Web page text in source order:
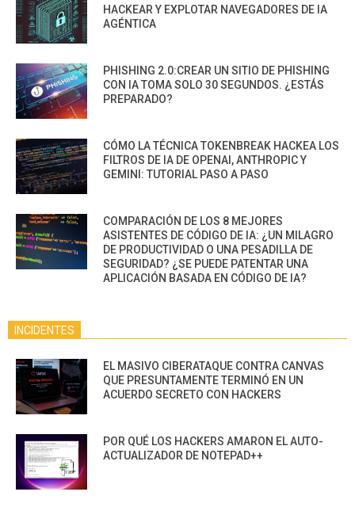
HACKEAR Y EXPLOTAR NAVEGADORES DE IA
AGÉNTICA
PHISHING 2.0:CREAR UN SITIO DE PHISHING
CON IA TOMA SOLO 30 SEGUNDOS. ¿ESTÁS
PREPARADO?
CÓMO LA TÉCNICA TOKENBREAK HACKEA LOS
FILTROS DE IA DE OPENAI, ANTHROPIC Y
GEMINI: TUTORIAL PASO A PASO
COMPARACIÓN DE LOS 8 MEJORES
ASISTENTES DE CÓDIGO DE IA: ¿UN MILAGRO
DE PRODUCTIVIDAD O UNA PESADILLA DE
SEGURIDAD? ¿SE PUEDE PATENTAR UNA
APLICACIÓN BASADA EN CÓDIGO DE IA?
INCIDENTES
EL MASIVO CIBERATAQUE CONTRA CANVAS
QUE PRESUNTAMENTE TERMINÓ EN UN
ACUERDO SECRETO CON HACKERS
POR QUÉ LOS HACKERS AMARON EL AUTO-
ACTUALIZADOR DE NOTEPAD++